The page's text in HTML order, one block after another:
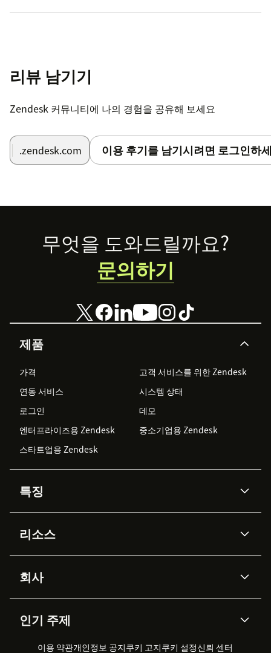
리뷰 남기기
Zendesk 커뮤니티에 나의 경험을 공유해 보세요
.zendesk.com 이용 후기를 남기시려면 로그인하
Footer
제품
가격
고객 서비스를 위한 Zendesk
연동 서비스
시스템 상태
로그인
데모
엔터프라이즈용 Zendesk
중소기업용 Zendesk
스타트업용 Zendesk
특징
Zendesk AI
Advanced Data Privacy &
Protection
지식창고
워크포스 관리
실시간 채팅
클라이언트 포털
리소스
API & 개발자
AI 리서치
이벤트 & 웨비나
고객 사례
회사
채용 정보
지속 가능성 보고서
Zendesk Foundation
인기 주제
2026 CX 트렌드 제품 업데이트
무엇을 도와드릴까요?
문의하기
이용 약관개인정보 공지쿠키 고지쿠키 설정신뢰 센터